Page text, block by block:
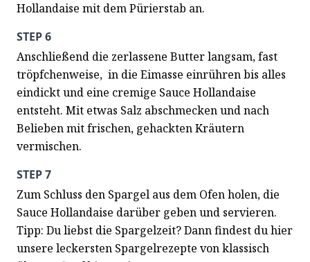
Hollandaise mit dem Pürierstab an.
STEP 6
Anschließend die zerlassene Butter langsam, fast
tröpfchenweise,  in die Eimasse einrühren bis alles
eindickt und eine cremige Sauce Hollandaise
entsteht. Mit etwas Salz abschmecken und nach
Belieben mit frischen, gehackten Kräutern
vermischen.
STEP 7
Zum Schluss den Spargel aus dem Ofen holen, die
Sauce Hollandaise darüber geben und servieren.
Tipp: Du liebst die Spargelzeit? Dann findest du hier
unsere leckersten Spargelrezepte von klassisch